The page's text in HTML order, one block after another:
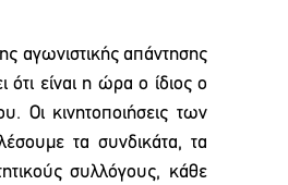
αγωνιστικής απάντησης
είναι η ώρα ο ίδιος ο
Οι κινητοποιήσεις των
τα συνδικάτα, τα
συλλόγους, κάθε